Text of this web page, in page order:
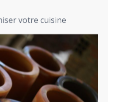
votre cuisine